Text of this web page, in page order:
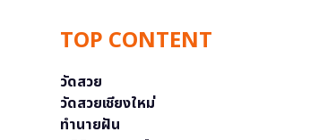
TOP CONTENT
วัดสวย
วัดสวยเชียงใหม่
ทำนายฝัน